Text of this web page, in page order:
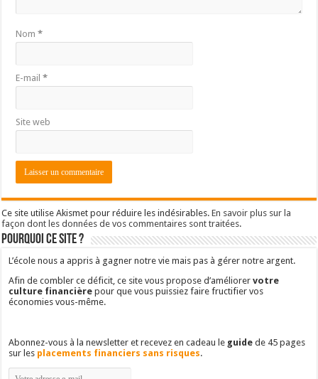
Nom*
E-mail*
Site web
Ce site utilise Akismet pour réduire les indésirables.En savoir plus sur la
façon dont les données de vos commentaires sont traitées.
Pourquoi ce site ?
L’école nous a appris à gagner notre vie mais pas à gérer notre argent.
Afin de combler ce déficit, ce site vous propose d’améliorervotre
culture financière pour que vous puissiez faire fructifier vos
économies vous-même.
Abonnez-vous à la newsletter et recevez en cadeau le guide de 45 pages
sur les placements financiers sans risques.